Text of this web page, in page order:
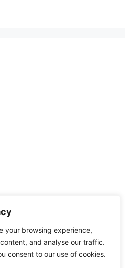
your browsing experience,
and analyse our traffic.
consent to our use of cookies.
Mentions légales Politique
CGU Outils Plan du site